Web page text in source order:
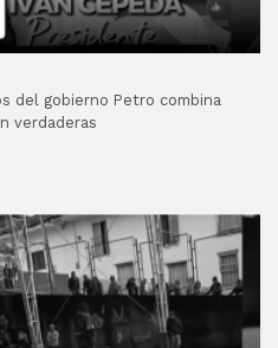
del gobierno Petro combina
verdaderas